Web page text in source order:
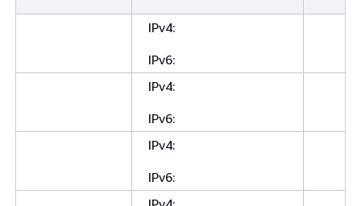
IPv4:
IPv6:
IPv4:
IPv6:
IPv4:
IPv6: